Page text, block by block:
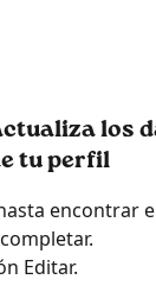
los
tu perfil
encontrar
Editar.